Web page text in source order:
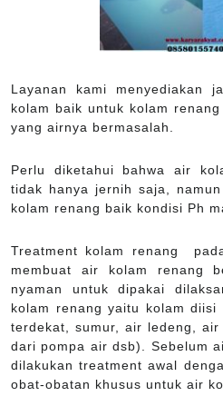
Layanan kami menyediakan
kolam baik untuk kolam
yang airnya bermasalah.
Perlu diketahui bahwa air
tidak hanya jernih saja,
kolam renang baik kondisi Ph
Treatment kolam renang
membuat air kolam renang
nyaman untuk dipakai
kolam renang yaitu kolam
terdekat, sumur, air ledeng,
dari pompa air dsb). Sebelum
dilakukan treatment awal
obat-obatan khusus untuk air